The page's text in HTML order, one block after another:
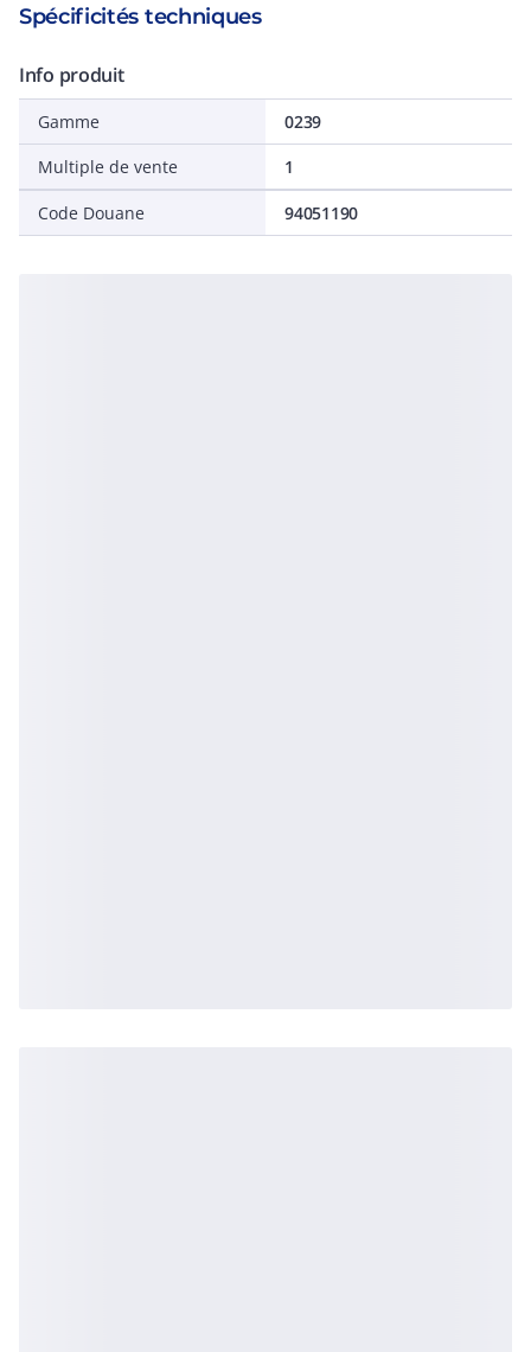
Spécificités techniques
Info produit
Gamme
0239
Multiple de vente
1
Code Douane 94051190